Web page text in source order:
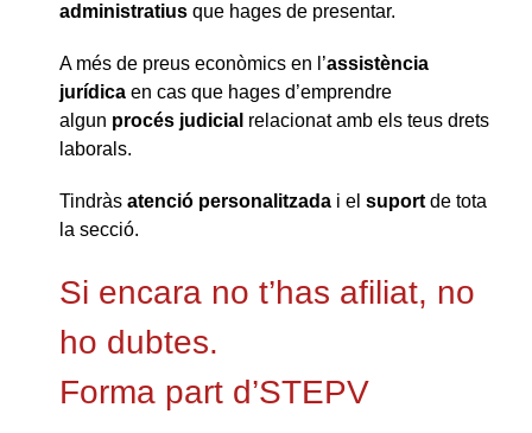
administratius que hages de presentar.
A més de preus econòmics en l’assistència
jurídica en cas que hages d’emprendre
algun procés judicial relacionat amb els teus drets
laborals.
Tindràs atenció personalitzada i el suport de tota
la secció.
Si encara no t’has afiliat, no
ho dubtes.
Forma part d’STEPV